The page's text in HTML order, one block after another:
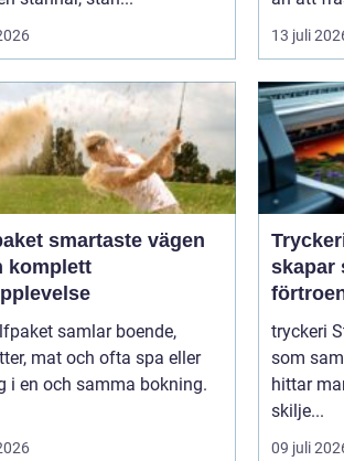
13 juli
vägen
komplett
samlar boende,
mat och ofta spa eller
i en och samma bokning.
skapar
tryckeri
som
hittar
skilje...
09 juli